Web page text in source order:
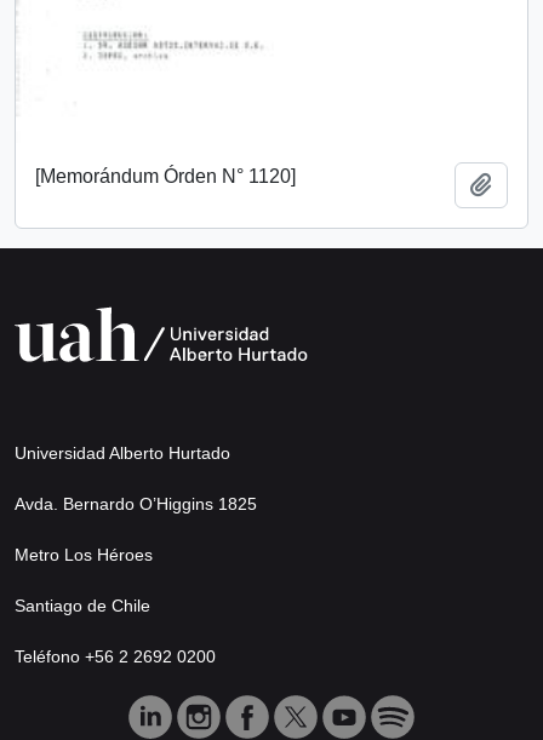
[Memorándum Órden N° 1120]
Universidad Alberto Hurtado
Avda. Bernardo O’Higgins 1825
Metro Los Héroes
Santiago de Chile
Teléfono +56 2 2692 0200